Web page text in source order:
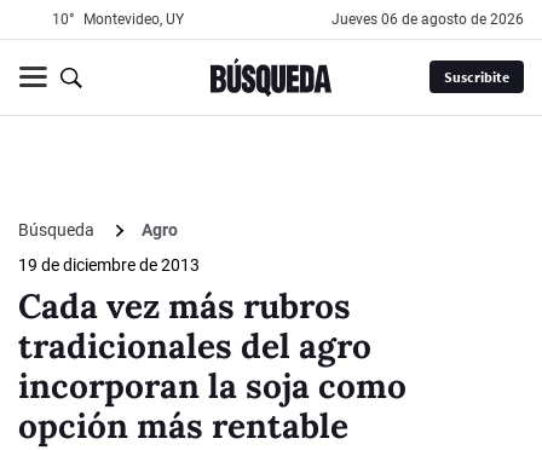
10° Montevideo, UY jueves 06 de agosto de 2026
Suscribite
Búsqueda
Agro
19 de diciembre de 2013
Cada vez más rubros
tradicionales del agro
incorporan la soja como
opción más rentable